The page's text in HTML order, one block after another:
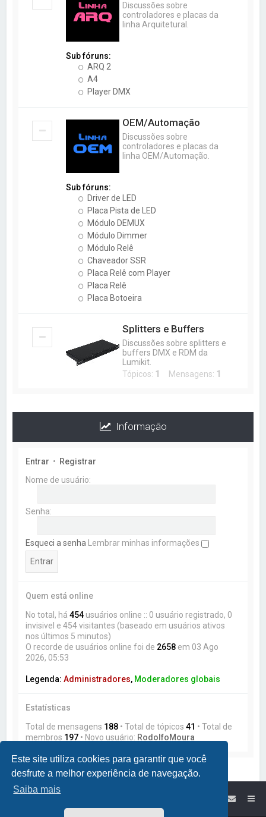
Este site utiliza cookies para garantir que você
desfrute a melhor experiência de navegação.
Saiba mais
Discussões sobre
controladores e placas da
linha Arquitetural.
Sub fóruns:
ARQ 2
A4
Player DMX
OEM/Automação
Discussões sobre
controladores e placas da
linha OEM/Automação.
Sub fóruns:
Driver de LED
Placa Pista de LED
Módulo DEMUX
Módulo Dimmer
Módulo Relê
Chaveador SSR
Placa Relê com Player
Placa Relê
Placa Botoeira
Splitters e Buffers
Discussões sobre splitters e
buffers DMX e RDM da
Lumikit.
Tópicos: 1 Mensagens: 1
Informação
Entrar • Registrar
Nome de usuário:
Senha:
Esqueci a senha Lembrar minhas informações
Quem está online
No total, há454 usuários online :: 0 usuário registrado, 0
invisivel e 454 visitantes (baseado em usuários ativos
nos últimos 5 minutos)
O recorde de usuários online foi de 2658 em 03 Ago
2026, 05:53
Legenda:Administradores, Moderadores globais
Estatísticas
Total de mensagens 188 • Total de tópicos41 • Total de
membros 197 • Novo usuário: RodolfoMoura